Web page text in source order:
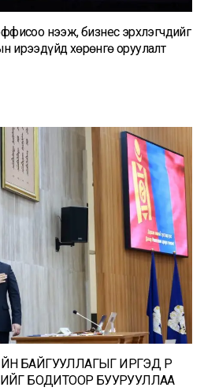
нээж, бизнес эрхлэгчдийг
ирээдүйд хөрөнгө оруулалт
БАЙГУУЛЛАГЫГ ИРГЭД РҮҮ
БОДИТООР БУУРУУЛЛАА